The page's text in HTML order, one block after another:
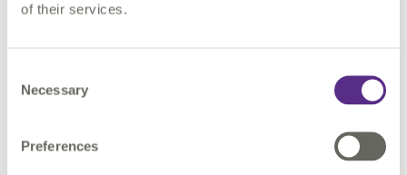
of their services.
Selection
Necessary
Preferences